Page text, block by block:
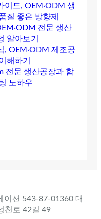
이드, OEM·ODM 생
질 좋은 방향제
전문 생산
알아보기
, OEM·ODM 제조공
해하기
전문 생산공장과 함
노하우
션 543-87-01360 대
천로 42길 49